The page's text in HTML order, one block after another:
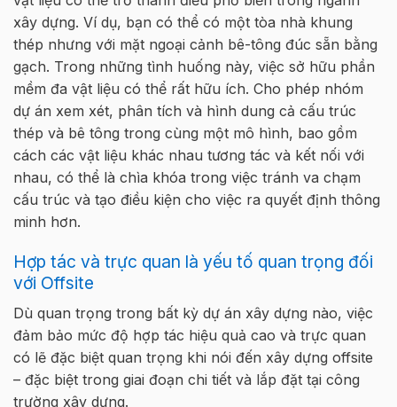
xây dựng. Ví dụ, bạn có thể có một tòa nhà khung
thép nhưng với mặt ngoại cảnh bê-tông đúc sẵn bằng
gạch. Trong những tình huống này, việc sở hữu phần
mềm đa vật liệu có thể rất hữu ích. Cho phép nhóm
dự án xem xét, phân tích và hình dung cả cấu trúc
thép và bê tông trong cùng một mô hình, bao gồm
cách các vật liệu khác nhau tương tác và kết nối với
nhau, có thể là chìa khóa trong việc tránh va chạm
cấu trúc và tạo điều kiện cho việc ra quyết định thông
minh hơn.
Hợp tác và trực quan là yếu tố quan trọng đối
với Offsite
Dù quan trọng trong bất kỳ dự án xây dựng nào, việc
đảm bảo mức độ hợp tác hiệu quả cao và trực quan
có lẽ đặc biệt quan trọng khi nói đến xây dựng offsite
– đặc biệt trong giai đoạn chi tiết và lắp đặt tại công
trường xây dựng.